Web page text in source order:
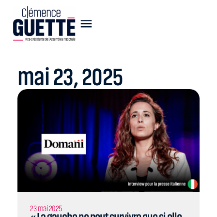
mai 23, 2025
23 mai 2025